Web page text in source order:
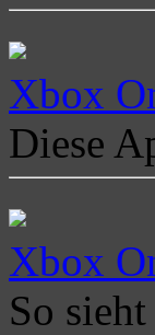
Xbox
Diese
Xbox
So